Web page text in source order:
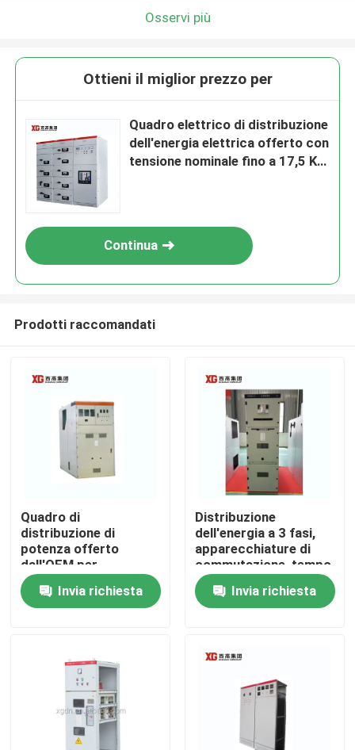
Prodotti
Circa noi
Osservi più
Ottieni il miglior prezzo per
Quadro elettrico di distribuzione
dell'energia elettrica offerto con
tensione nominale fino a 17,5 KV
Continua
Prodotti raccomandati
Quadro di
distribuzione di
potenza offerto
dall'OEM per
interruttori automatici
sottovuoto o SF6 e
temperatura ambiente
Invia richiesta
Distribuzione
dell'energia a 3 fasi,
apparecchiature di
commutazione, tempo
di arco inferiore a 3
ms per una
distribuzione di
Invia richiesta